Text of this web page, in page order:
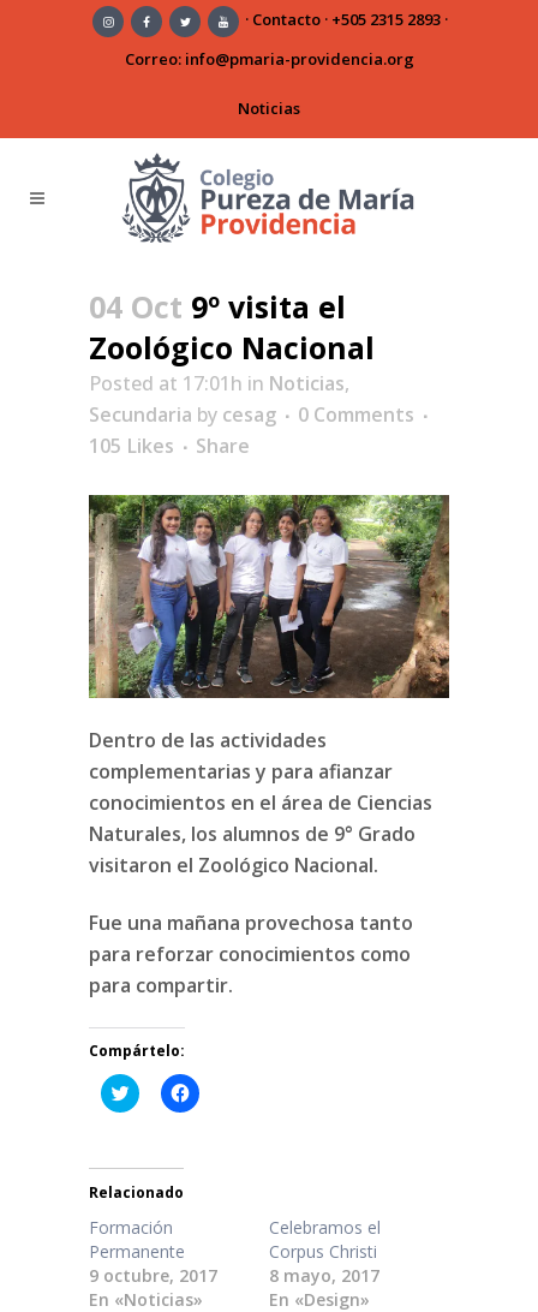
· Contacto· +505 2315 2893·
Correo: info@pmaria-providencia.org
Noticias
04 Oct 9º visita el
Zoológico Nacional
Posted at 17:01h in Noticias,
Secundaria by cesag
0 Comments
105 Likes Share
Dentro de las actividades
complementarias y para afianzar
conocimientos en el área de Ciencias
Naturales, los alumnos de 9° Grado
visitaron el Zoológico Nacional.
Fue una mañana provechosa tanto
para reforzar conocimientos como
para compartir.
Compártelo:
Haz
clic
Twitter
(Se
abre
una
ventana
nueva)
Haz
clic
Relacionado
Formación
Permanente
9 octubre, 2017
En «Noticias»
Celebramos el
Corpus Christi
8 mayo, 2017
En «Design»